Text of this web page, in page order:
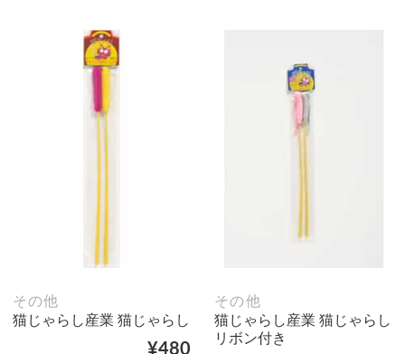
その他
猫じゃらし産業 猫じゃらし
¥480
その他
猫じゃらし産業 猫じゃらし
リボン付き